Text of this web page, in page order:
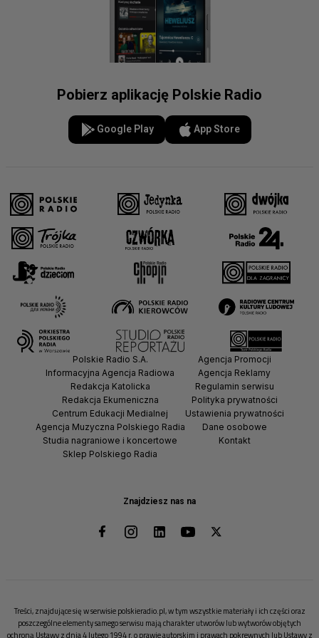
Pobierz aplikację Polskie Radio
Google Play App Store
Znajdziesz nas na
Polskie Radio S.A.
Informacyjna Agencja Radiowa
Redakcja Katolicka
Redakcja Ekumeniczna
Centrum Edukacji Medialnej
Agencja Muzyczna Polskiego Radia
Studia nagraniowe i koncertowe
Sklep Polskiego Radia
Agencja Promocji
Agencja Reklamy
Regulamin serwisu
Polityka prywatności
Ustawienia prywatności
Dane osobowe
Kontakt
Treści, znajdujące się w serwisie polskieradio.pl, w tym wszystkie materiały i ich części oraz
poszczególne elementy samego serwisu mają charakter utworów lub wytworów objętych
ochroną Ustawy z dnia 4 lutego 1994 r. o prawie autorskim i prawach pokrewnych lub Ustawy z